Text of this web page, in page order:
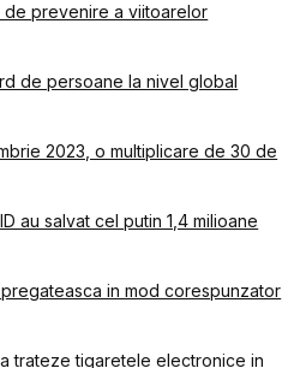
prevenire a viitoarelor
de persoane la nivel global
2023, o multiplicare de 30 de
au salvat cel putin 1,4 milioane
in mod corespunzator
trateze tigaretele electronice in